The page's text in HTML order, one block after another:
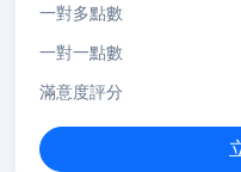
一對多點數
一對一點數
滿意度評分